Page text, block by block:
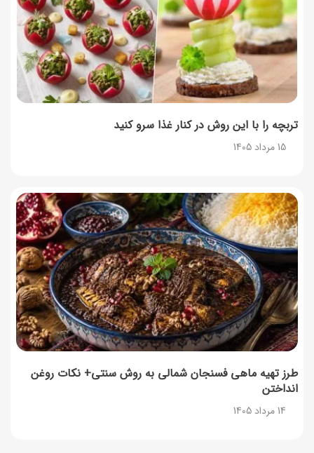
تربچه را با این روش در کنار غذا سرو کنید
15 مرداد 1405
طرز تهیه ماهی فسنجان شمالی به روش سنتی+ نکات روغن
انداختن
14 مرداد 1405